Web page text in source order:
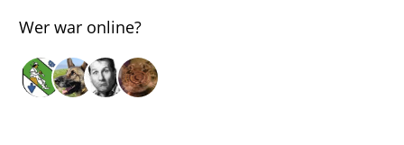
Wer war online?